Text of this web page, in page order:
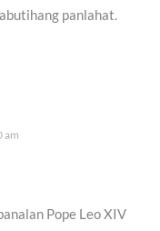
panlahat.
am
Pope Leo XIV